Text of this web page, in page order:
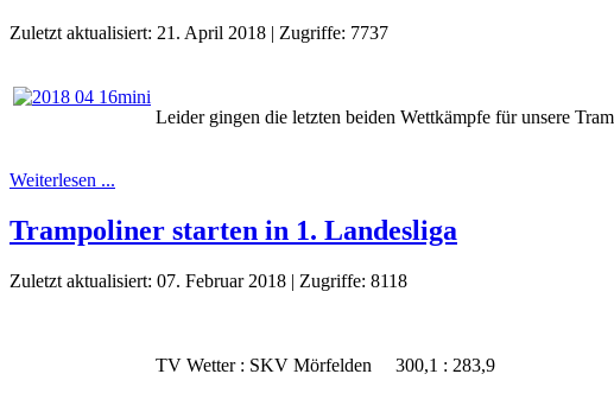
Zuletzt aktualisiert: 21. April 2018 | Zugriffe: 7737
Leider gingen die letzten beiden Wettkämpfe für unsere
Weiterlesen ...
Trampoliner starten in 1. Landesliga
Zuletzt aktualisiert: 07. Februar 2018 | Zugriffe: 8118
TV Wetter : SKV Mörfelden 300,1 : 283,9